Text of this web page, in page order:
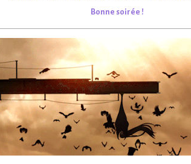
Bonne soirée !